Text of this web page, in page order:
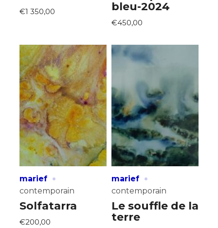
€1 350,00
bleu-2024
€450,00
marief ·
contemporain
Solfatarra
€200,00
marief ·
contemporain
Le souffle de la
terre